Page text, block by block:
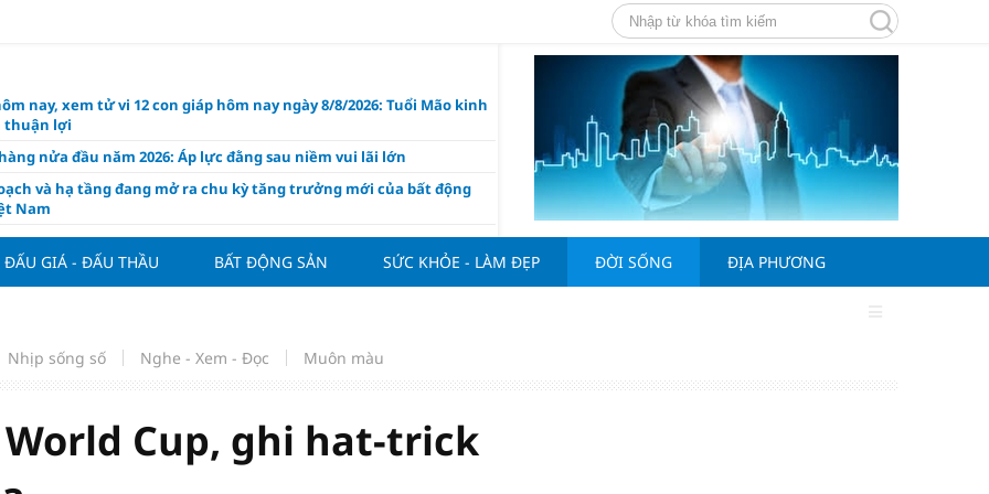
nay, xem tử vi 12 con giáp hôm nay ngày 8/8/2026: Tuổi Mão kinh
thuận lợi
nửa đầu năm 2026: Áp lực đằng sau niềm vui lãi lớn
và hạ tầng đang mở ra chu kỳ tăng trưởng mới của bất động
Nam
giảm 30% thuế cho hộ, cá nhân kinh doanh, doanh nghiệp thu
tỷ đồng
hôm nay 7/8: Thị trường lặng sóng
trẻ quốc tế xem Phú Quốc là “thiên đường lập nghiệp”
vụ Rodri mở đường cho Man Utd sở hữu tiền vệ báu vật của
thức đối với tham vọng công nghệ của Đông Nam Á
ĐẤU GIÁ - ĐẤU THẦU BẤT ĐỘNG SẢN SỨC KHỎE - LÀM ĐẸP ĐỜI SỐNG ĐỊA PHƯƠNG
Nhịp sống số Nghe - Xem - Đọc Muôn màu
Cup, ghi hat-trick